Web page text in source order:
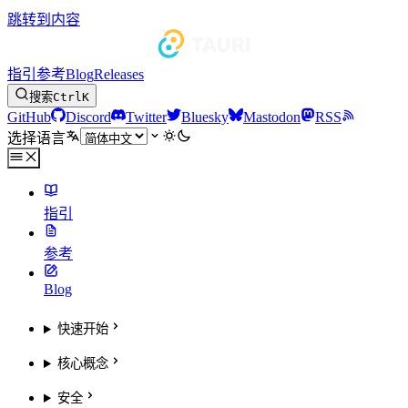
跳转到内容
指引 参考BlogReleases
搜索CtrlK
GitHub Discord Twitter Bluesky Mastodon
RSS
选择语言
指引
参考
Blog
快速开始
核心概念
安全